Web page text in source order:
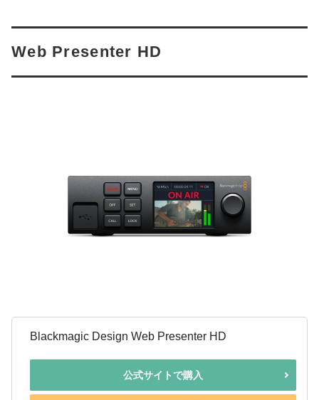
Web Presenter HD
Blackmagic Design Web Presenter HD
公式サイトで購入